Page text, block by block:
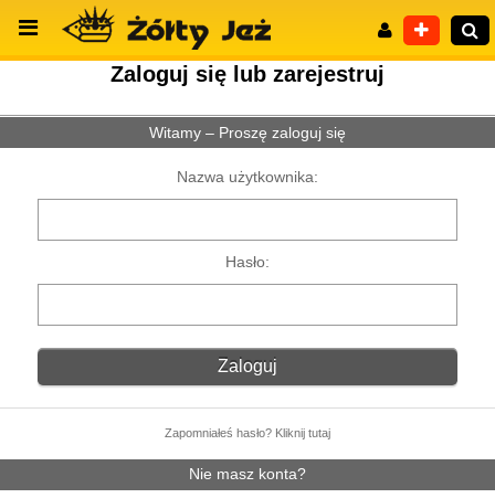
Wyszukiwanie zaawansowane
Zaloguj się lub zarejestruj
Witamy – Proszę zaloguj się
Nazwa użytkownika:
Hasło:
Zapomniałeś hasło? Kliknij tutaj
Nie masz konta?